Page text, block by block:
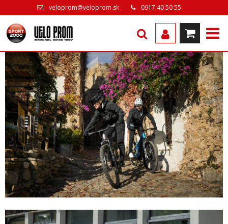
veloprom@veloprom.sk 0917 40 50 55